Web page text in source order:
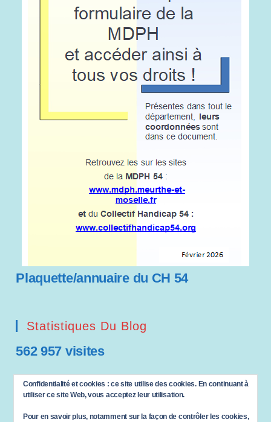
Plaquette/annuaire du CH 54
Statistiques Du Blog
562 957 visites
Saisissez votre adresse e-mail…
ABONNEZ-VOUS
Confidentialité et cookies : ce site utilise des cookies. En continuant à
utiliser ce site Web, vous acceptez leur utilisation.
Pour en savoir plus, notamment sur la façon de contrôler les cookies,